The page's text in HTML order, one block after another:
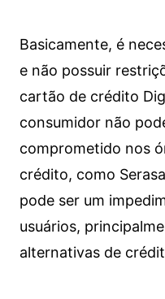
Basicamente, é
e não possuir
cartão de crédito
consumidor não
comprometido nos
crédito, como
pode ser um
usuários,
alternativas de